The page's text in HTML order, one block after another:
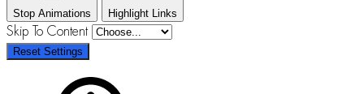
Stop Animations Highlight Links
Skip To Content
Reset Settings